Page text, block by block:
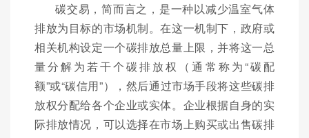
碳交易，简而言之，是一种以减少温室气体
排放为目标的市场机制。在这一机制下，政府或
相关机构设定一个碳排放总量上限，并将这一总
量分解为若干个碳排放权（通常称为“碳配
额”或“碳信用”），然后通过市场手段将这些碳排
放权分配给各个企业或实体。企业根据自身的实
际排放情况，可以选择在市场上购买或出售碳排